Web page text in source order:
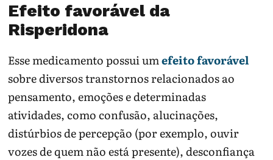
Efeito favorável da
Risperidona
Esse medicamento possui umefeito favorável
sobre diversos transtornos relacionados ao
pensamento, emoções e determinadas
atividades, como confusão, alucinações,
distúrbios de percepção (por exemplo, ouvir
vozes de quem não está presente), desconfiança